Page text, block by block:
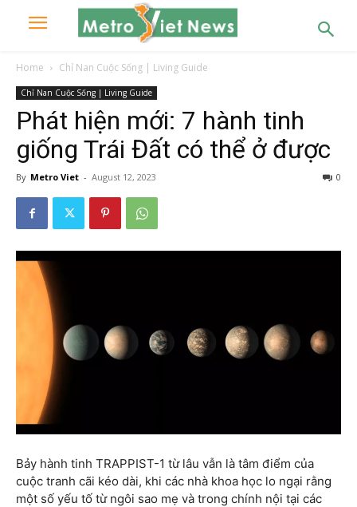
Home Chỉ Nan Cuộc Sống | Living Guide
Chỉ Nan Cuộc Sống | Living Guide
Phát hiện mới: 7 hành tinh
giống Trái Đất có thể ở được
By Metro Viet - August 12, 2023 0
Bảy hành tinh TRAPPIST-1 từ lâu vẫn là tâm điểm của
cuộc tranh cãi kéo dài, khi các nhà khoa học lo ngại rằng
một số yếu tố từ ngôi sao mẹ và trong chính nội tại các